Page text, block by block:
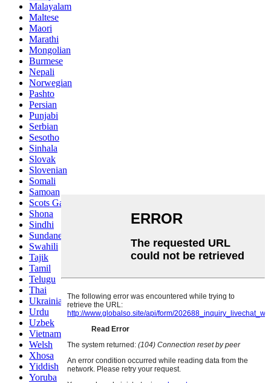
Malayalam
Maltese
Maori
Marathi
Mongolian
Burmese
Nepali
Norwegian
Pashto
Persian
Punjabi
Serbian
Sesotho
Sinhala
Slovak
Slovenian
Somali
Samoan
Scots Gaelic
Shona
Sindhi
Sundanese
Swahili
Tajik
Tamil
Telugu
Thai
Ukrainian
Urdu
Uzbek
Vietnamese
Welsh
Xhosa
Yiddish
Yoruba